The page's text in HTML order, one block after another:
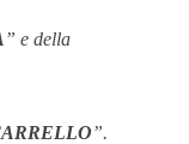
” e della
”.